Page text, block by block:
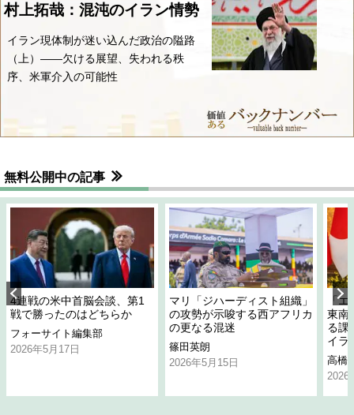
村上拓哉：混沌のイラン情勢
イラン現体制が迷い込んだ政治の隘路
（上）――欠ける展望、失われる秩
序、米軍介入の可能性
無料公開中の記事
4連戦の米中首脳会談、第1
戦で勝ったのはどちらか
フォーサイト編集部
2026年5月17日
マリ「ジハーディスト組織」
の攻勢が示唆する西アフリカ
の更なる混迷
篠田英朗
2026年5月15日
「
東南
る課
イラ
高橋
2026